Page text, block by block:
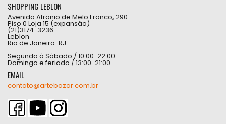
SHOPPING LEBLON
Avenida Afranio de Melo Franco, 290
Piso 0 Loja 15 (expansão)
(21)3174-3236
Leblon
Rio de Janeiro-RJ
Segunda à Sábado / 10:00-22:00
Domingo e feriado / 13:00-21:00
EMAIL
contato@artebazar.com.br